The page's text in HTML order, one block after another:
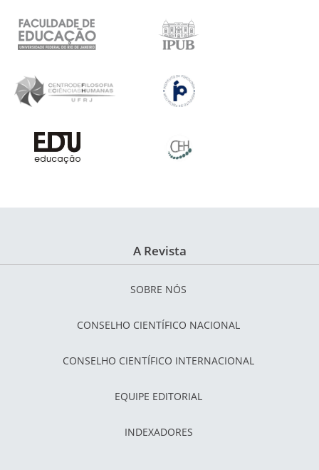
A Revista
SOBRE NÓS
CONSELHO CIENTÍFICO NACIONAL
CONSELHO CIENTÍFICO INTERNACIONAL
EQUIPE EDITORIAL
INDEXADORES